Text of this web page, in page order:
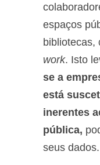
espaços
bibliotecas,
work. Isto
se a
está
inerentes
pública,
seus dados.